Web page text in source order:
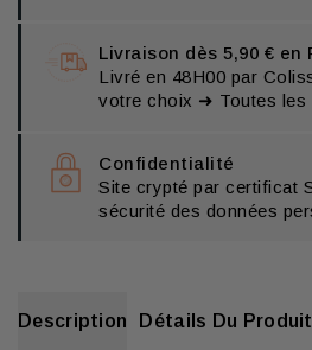
Livraison dès 5,90 € en
Livré en 48H00 par
votre choix ➜ Toutes les
Confidentialité
Site crypté par certificat
sécurité des données
Description Détails Du Produit